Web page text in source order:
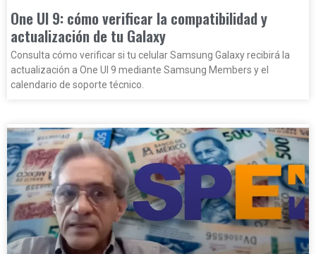
One UI 9: cómo verificar la compatibilidad y
actualización de tu Galaxy
Consulta cómo verificar si tu celular Samsung Galaxy recibirá la
actualización a One UI 9 mediante Samsung Members y el
calendario de soporte técnico.